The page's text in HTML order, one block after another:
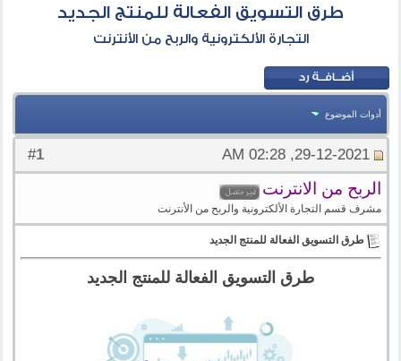
طرق التسويق الفعالة للمنتج الجديد
التجارة الألكترونية والربح من الأنترنت
أدوات الموضوع
#
1 29-12-2021, 02:28 AM
الربح من الانترنت
مشرف قسم التجارة الألكترونية والربح من الأنترنت
طرق التسويق الفعالة للمنتج الجديد
طرق التسويق الفعالة للمنتج الجديد